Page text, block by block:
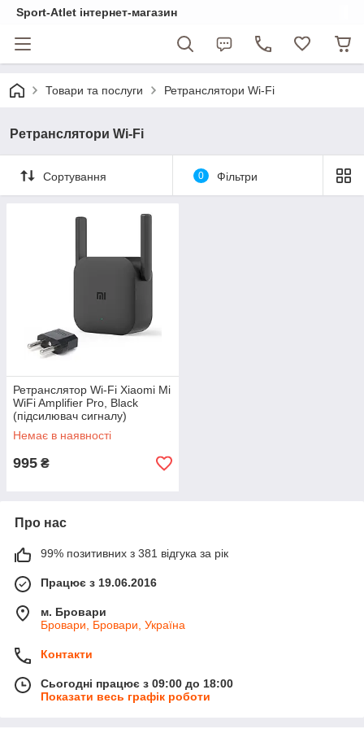
Sport-Atlet інтернет-магазин
Товари та послуги Ретранслятори Wi-Fi
Ретранслятори Wi-Fi
Сортування 0 Фільтри
Ретранслятор Wi-Fi Xiaomi Mi
WiFi Amplifier Pro, Black
(підсилювач сигналу)
Немає в наявності
995 ₴
Про нас
99% позитивних з 381 відгука за рік
Працює з 19.06.2016
м. Бровари
Бровари, Бровари, Україна
Контакти
Сьогодні працює з 09:00 до 18:00
Показати весь графік роботи